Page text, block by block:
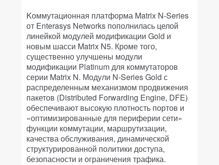
Kоммутационная платформа Matrix N-Series
от Enterasys Networks пополнилась целой
линейкой модулей модификации Gold и
новым шасси Matrix N5. Кроме того,
существенно улучшены модули
модификации Platinum для коммутаторов
серии Matrix N. Модули N-Series Gold с
распределенным механизмом продвижения
пакетов (Distributed Forwarding Engine, DFE)
обеспечивают высокую плотность портов и
«оптимизированные для периферии сети»
функции коммутации, маршрутизации,
качества обслуживания, динамической
структурированной политики доступа,
безопасности и ограничения трафика.